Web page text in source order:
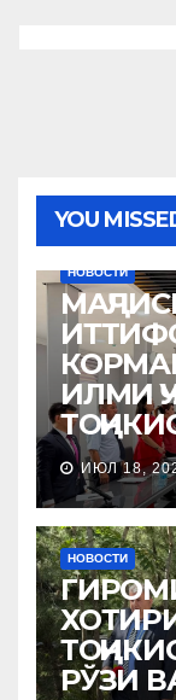
YOU
НОВОСТИ
ИЛМИ
ИЮЛ 18,
НОВОСТИ
РЎЗИ